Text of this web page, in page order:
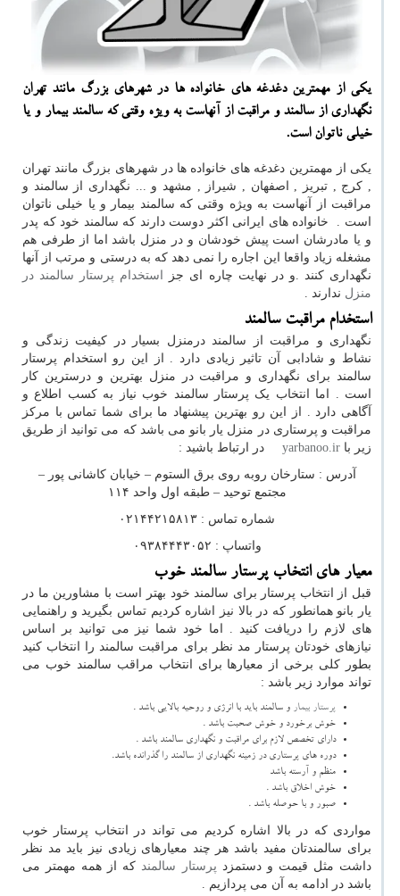
یكی از مهمترین دغدغه های خانواده ها در شهرهای بزرگ مانند تهران
نگهداری از سالمند و مراقبت از آنهاست به ویژه وقتی كه سالمند بیمار و یا
خیلی ناتوان است.
یکی از مهمترین دغدغه های خانواده ها در شهرهای بزرگ مانند تهران
, کرج , تبریز , اصفهان , شیراز , مشهد و ... نگهداری از سالمند و
مراقبت از آنهاست به ویژه وقتی که سالمند بیمار و یا خیلی ناتوان
است . خانواده های ایرانی اکثر دوست دارند که سالمند خود که پدر
و یا مادرشان است پیش خودشان و در منزل باشد اما از طرفی هم
مشغله زیاد واقعا این اجاره را نمی دهد که به درستی و مرتب از آنها
نگهداری کنند .و در نهایت چاره ای جز
استخدام پرستار سالمند در
منزل ندارند .
استخدام مراقبت سالمند
نگهداری و مراقبت از سالمند درمنزل بسیار در کیفیت زندگی و
نشاط و شادابی آن تاثیر زیادی دارد . از این رو استخدام پرستار
سالمند برای نگهداری و مراقبت در منزل بهترین و درسترین کار
است . اما انتخاب یک پرستار سالمند خوب نیاز به کسب اطلاع و
آگاهی دارد . از این رو بهترین پیشنهاد ما برای شما تماس با مرکز
مراقبت و پرستاری در منزل یار بانو می باشد که می توانید از طریق
زیر با yarbanoo.ir در ارتباط باشید :
آدرس : ستارخان روبه روی برق الستوم – خیابان کاشانی پور –
مجتمع توحید – طبقه اول واحد ۱۱۴
شماره تماس : ۰۲۱۴۴۲۱۵۸۱۳
واتساپ : ۰۹۳۸۴۴۴۳۰۵۲
معیار های انتخاب پرستار سالمند خوب
قبل از انتخاب پرستار برای سالمند خود بهتر است با مشاورین ما در
یار بانو همانطور که در بالا نیز اشاره کردیم تماس بگیرید و راهنمایی
های لازم را دریافت کنید . اما خود شما نیز می توانید بر اساس
نیازهای خودتان پرستار مد نظر برای مراقبت سالمند را انتخاب کنید
بطور کلی برخی از معیارها برای انتخاب مراقب سالمند خوب می
تواند موارد زیر باشد :
پرستار بیمار و سالمند باید با انرژی و روحیه بالایی باشد .
خوش برخورد و خوش صحبت باشد .
دارای تخصص لازم برای مراقبت و نگهداری سالمند باشد .
دوره های پرستاری در زمینه نگهداری از سالمند را گذرانده باشد.
منظم و آرسته باشد
خوش اخلاق باشد .
صبور و با حوصله باشد .
مواردی که در بالا اشاره کردیم می تواند در انتخاب پرستار خوب
برای سالمندتان مفید باشد هر چند معیارهای زیادی نیز باید مد نظر
داشت مثل قیمت و دستمزد پرستار سالمند که از همه مهمتر می
باشد در ادامه به آن می پردازیم .